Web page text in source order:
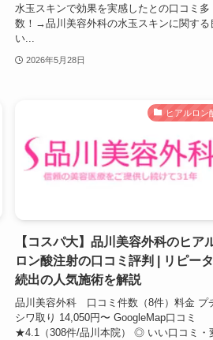
水玉スキンで効果を実感したとの口コミ多
数！→品川美容外科の水玉スキンに関する
い...
2026年5月28日
ヒアルロン
【コスパ大】品川美容外科のヒア
ロン酸注射の口コミ評判 | リピー
続出の人気施術を解説
品川美容外科 口コミ件数（8件）料金 プ
シワ取り 14,050円〜 GoogleMap口コミ
★4.1（308件/品川本院） ◎ いい口コミ・